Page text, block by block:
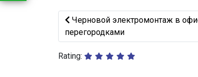
Предыдущий: Черновой
Черновой электромонтаж в
перегородками
Rating: